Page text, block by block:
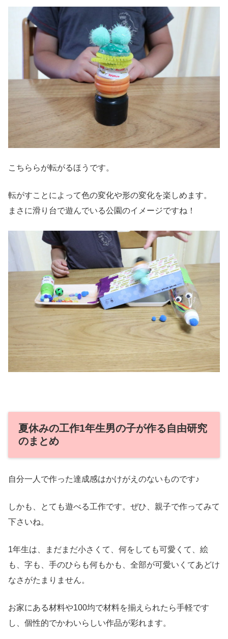
こちららが転がるほうです。
転がすことによって色の変化や形の変化を楽しめます。
まさに滑り台で遊んでいる公園のイメージですね！
夏休みの工作1年生男の子が作る自由研究
のまとめ
自分一人で作った達成感はかけがえのないものです♪
しかも、とても遊べる工作です。ぜひ、親子で作ってみて
下さいね。
1年生は、まだまだ小さくて、何をしても可愛くて、絵
も、字も、手のひらも何もかも、全部が可愛いくてあどけ
なさがたまりません。
お家にある材料や100均で材料を揃えられたら手軽です
し、個性的でかわいらしい作品が彩れます。